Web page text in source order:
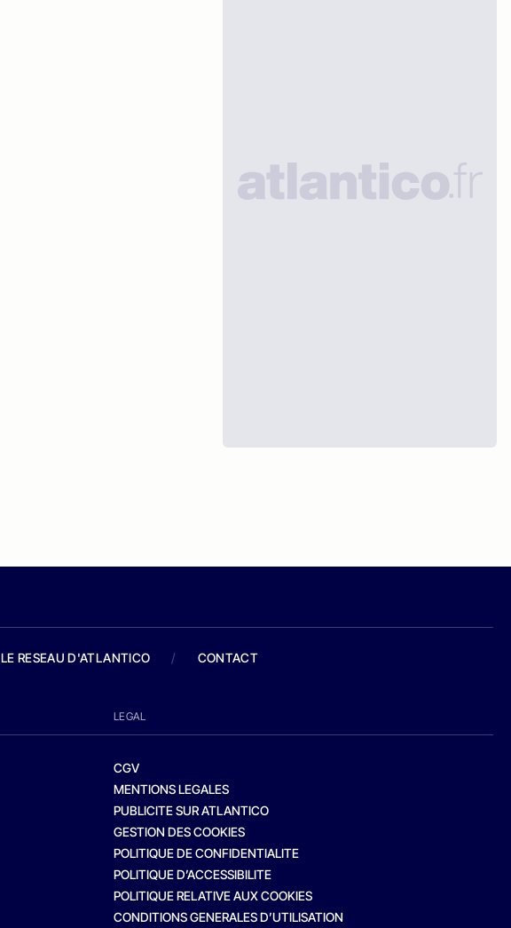
LE RESEAU D'ATLANTICO / CONTACT
LEGAL
CGV
MENTIONS LEGALES
PUBLICITE SUR ATLANTICO
GESTION DES COOKIES
POLITIQUE DE CONFIDENTIALITE
POLITIQUE D’ACCESSIBILITE
POLITIQUE RELATIVE AUX COOKIES
CONDITIONS GENERALES D’UTILISATION